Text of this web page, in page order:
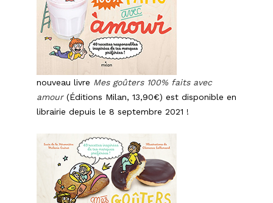
nouveau livre Mes goûters 100% faits avec
amour(Éditions Milan, 13,90€) est disponible en
librairie depuis le 8 septembre 2021 !